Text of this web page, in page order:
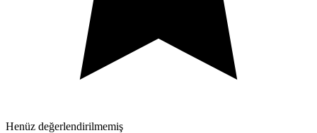
Henüz değerlendirilmemiş